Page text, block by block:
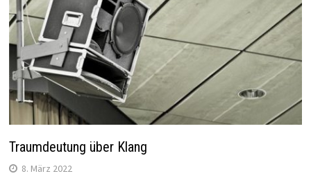
Traumdeutung über Klang
8. März 2022